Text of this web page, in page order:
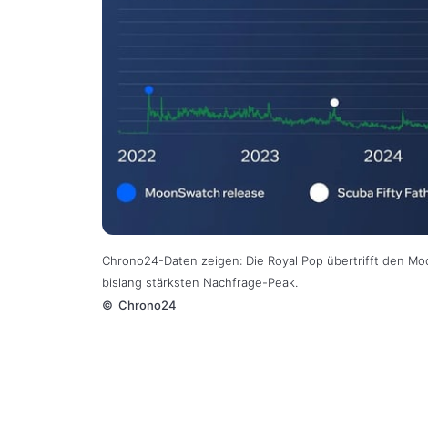
Chrono24-Daten zeigen: Die Royal Pop übertrifft den
bislang stärksten Nachfrage-Peak.
© Chrono24